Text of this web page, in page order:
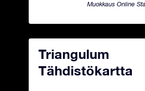
Muokkaus Online
Triangulum
Tähdistökartta